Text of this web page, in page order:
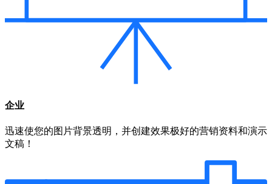
企业
迅速使您的图片背景透明，并创建效果极好的营销资料和演示
文稿！